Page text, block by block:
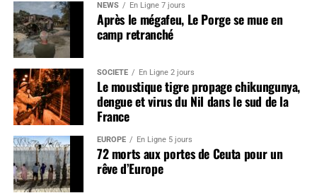
NEWS En Ligne 7 jours
Après le mégafeu, Le Porge se mue en
camp retranché
SOCIÉTÉ En Ligne 2 jours
Le moustique tigre propage chikungunya,
dengue et virus du Nil dans le sud de la
France
EUROPE En Ligne 5 jours
72 morts aux portes de Ceuta pour un
rêve d’Europe